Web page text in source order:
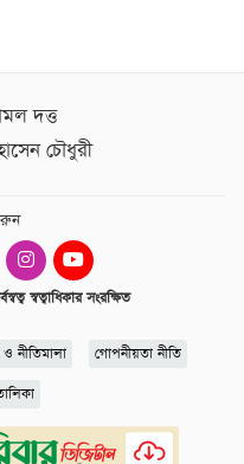
দত্ত
চৌধুরী
স্বত্বাধিকার সংরক্ষিত
ও নীতিমালা গোপনীয়তা নীতি